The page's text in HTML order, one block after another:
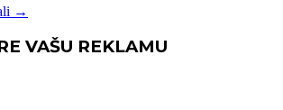
→
VAŠU REKLAMU